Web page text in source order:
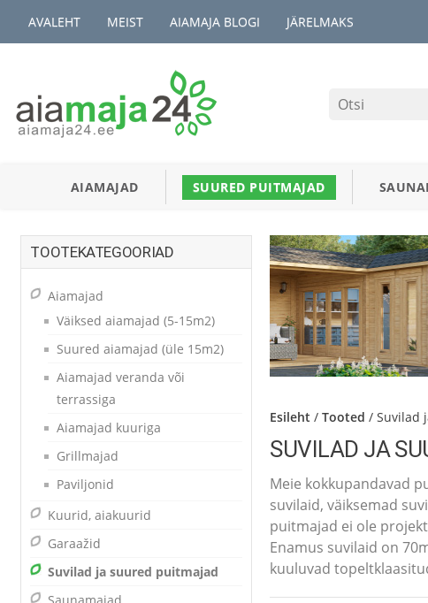
AVALEHT MEIST AIAMAJA BLOGI JÄRELMAKS
AIAMAJAD SUURED PUITMAJAD
Esileht /Tooted / Suvilad
SUVILAD JA
Meie kokkupandavad
suvilaid, väiksemad
puitmajad ei ole
Enamus suvilaid on
kuuluvad
TOOTEKATEGOORIAD
Aiamajad
Väiksed aiamajad (5-15m2)
Suured aiamajad (üle 15m2)
Aiamajad veranda või
terrassiga
Aiamajad kuuriga
Grillmajad
Paviljonid
Kuurid, aiakuurid
Garaažid
Suvilad ja suured puitmajad